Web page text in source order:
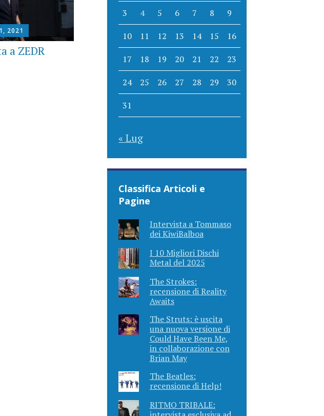
2021
a ZEDR
3 4 5 6 7 8 9
10 11 12 13 14 15 16
17 18 19 20 21 22 23
24 25 26 27 28 29 30
31
« Lug
Classifica Articoli e
Pagine
Intervista a Tommaso
dei KiwiBalboa
I 10 Migliori Dischi
Metal del 2025
The Strokes:
recensione di Reality
Awaits
The Struts: è uscita
una nuova versione di
Could Have Been Me,
in collaborazione con
Brian May
The Beatles:
recensione di Help!
RITMO TRIBALE: